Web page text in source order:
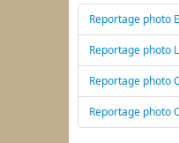
Reportage photo
Reportage photo
Reportage photo
Reportage photo